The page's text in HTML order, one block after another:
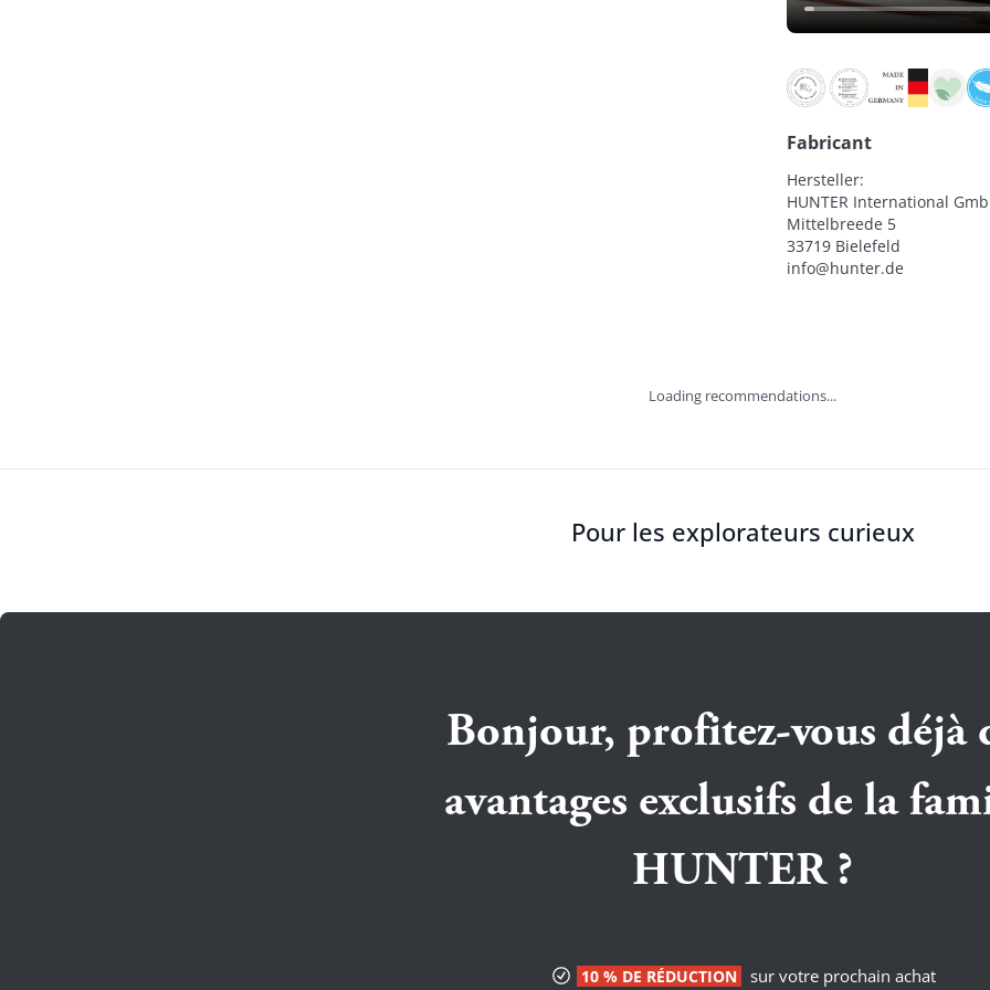
Fabricant
Hersteller:
HUNTER International
Mittelbreede 5
33719 Bielefeld
info@hunter.de
Loading recommendations...
Pour les explorateurs curieux
Bonjour, profitez-vous déjà
avantages exclusifs de la
HUNTER ?
10 % DE RÉDUCTION sur votre prochain achat